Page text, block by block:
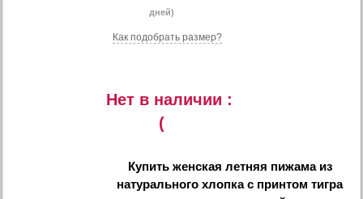
дней)
Как подобрать размер?
Нет в наличии :
(
Купить женская летняя пижама из
натурального хлопка с принтом тигра